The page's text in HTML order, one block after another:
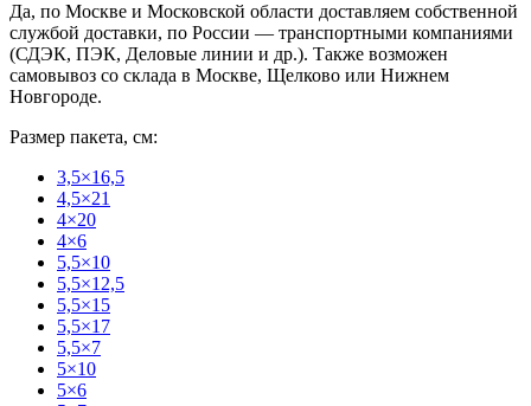
Да, по Москве и Московской области доставляем собственной
службой доставки, по России — транспортными компаниями
(СДЭК, ПЭК, Деловые линии и др.). Также возможен
самовывоз со склада в Москве, Щелково или Нижнем
Новгороде.
Размер пакета, см:
3,5×16,5
4,5×21
4×20
4×6
5,5×10
5,5×12,5
5,5×15
5,5×17
5,5×7
5×10
5×6